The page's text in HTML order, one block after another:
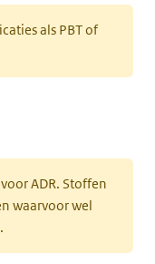
als PBT of
ADR. Stoffen
waarvoor wel